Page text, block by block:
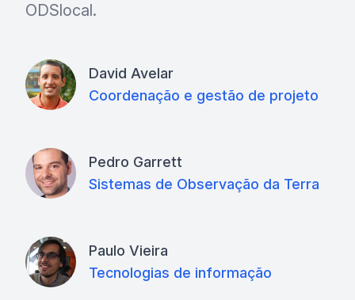
ODSlocal.
David Avelar
Coordenação e gestão de projeto
Pedro Garrett
Sistemas de Observação da Terra
Paulo Vieira
Tecnologias de informação